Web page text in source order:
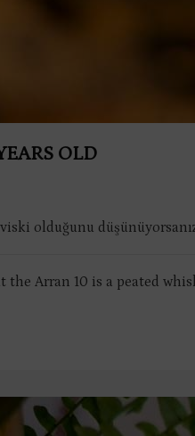
OLD
olduğunu
Arran 10 is a peated